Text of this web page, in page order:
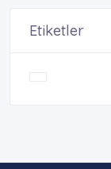
Etiketler